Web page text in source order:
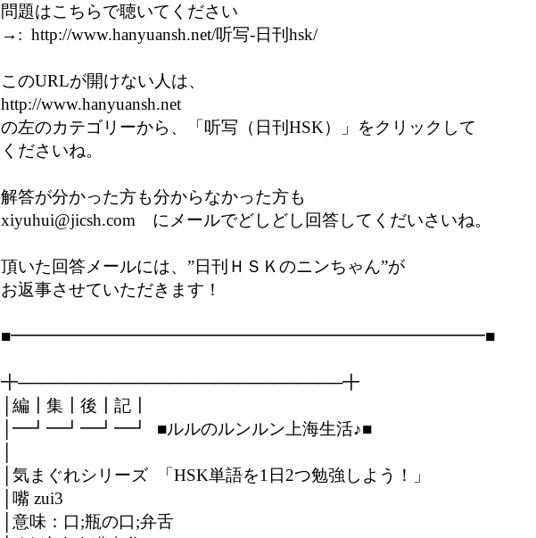
問題はこちらで聴いてください
→:  http://www.hanyuansh.net/听写-日刊hsk/
このURLが開けない人は、
http://www.hanyuansh.net
の左のカテゴリーから、「听写（日刊HSK）」をクリックして
くださいね。
解答が分かった方も分からなかった方も
xiyuhui@jicsh.com　にメールでどしどし回答してくだいさいね。
頂いた回答メールには、”日刊ＨＳＫのニンちゃん”が
お返事させていただきます！
■━━━━━━━━━━━━━━━━━━━━━━━━━━━━■
╋────────────────────────────╋
│編┃集┃後┃記┃
│━┛━┛━┛━┛  ■ルルのルンルン上海生活♪■
│気まぐれシリーズ  「HSK単語を1日2つ勉強しよう！」
│嘴 zui3
│意味：口;瓶の口;弁舌